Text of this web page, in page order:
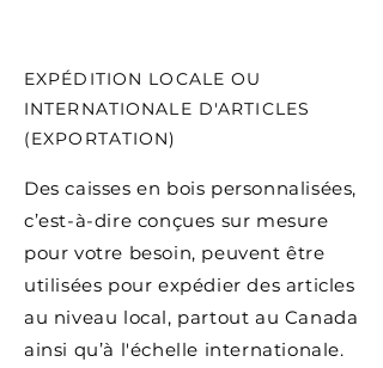
EXPÉDITION LOCALE OU
INTERNATIONALE D'ARTICLES
(EXPORTATION)
Des caisses en bois personnalisées,
c’est-à-dire conçues sur mesure
pour votre besoin, peuvent être
utilisées pour expédier des articles
au niveau local, partout au Canada
ainsi qu’à l'échelle internationale.